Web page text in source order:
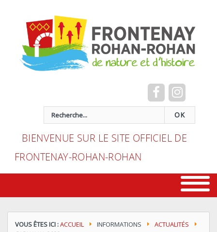
OK
BIENVENUE SUR LE SITE OFFICIEL DE
FRONTENAY-ROHAN-ROHAN
VOUS ÊTES ICI :ACCUEIL INFORMATIONS
ACTUALITÉS